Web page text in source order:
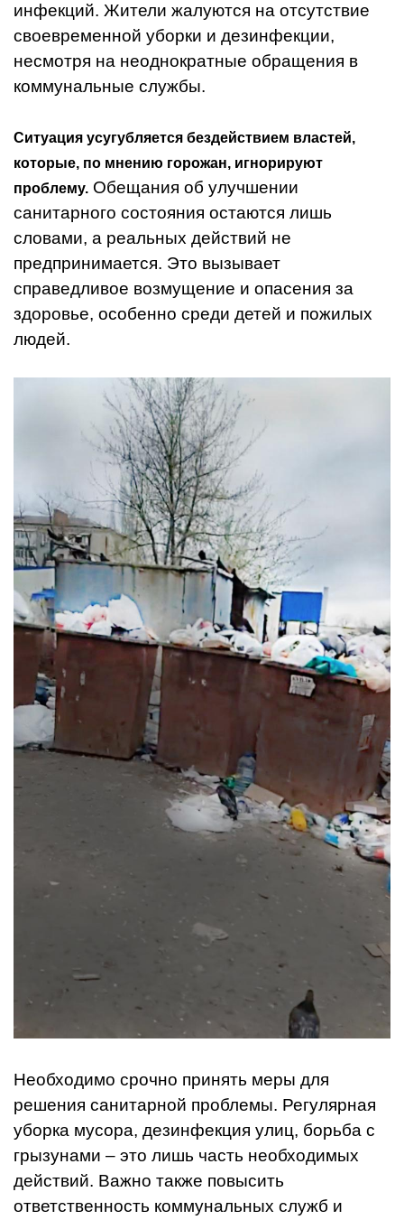
инфекций. Жители жалуются на отсутствие
своевременной уборки и дезинфекции,
несмотря на неоднократные обращения в
коммунальные службы.
Ситуация усугубляется бездействием властей,
которые, по мнению горожан, игнорируют
проблему. Обещания об улучшении
санитарного состояния остаются лишь
словами, а реальных действий не
предпринимается. Это вызывает
справедливое возмущение и опасения за
здоровье, особенно среди детей и пожилых
людей.
Необходимо срочно принять меры для
решения санитарной проблемы. Регулярная
уборка мусора, дезинфекция улиц, борьба с
грызунами – это лишь часть необходимых
действий. Важно также повысить
ответственность коммунальных служб и